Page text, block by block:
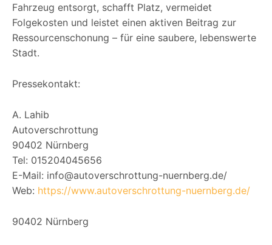
Fahrzeug entsorgt, schafft Platz, vermeidet
Folgekosten und leistet einen aktiven Beitrag zur
Ressourcenschonung – für eine saubere, lebenswerte
Stadt.
Pressekontakt:
A. Lahib
Autoverschrottung
90402 Nürnberg
Tel: 015204045656
E-Mail: info@autoverschrottung-nuernberg.de/
Web: https://www.autoverschrottung-nuernberg.de/
90402 Nürnberg